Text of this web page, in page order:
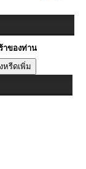
าของท่าน